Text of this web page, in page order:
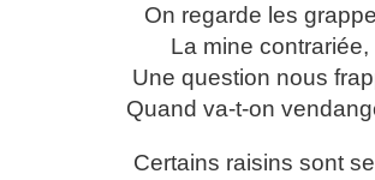
On regarde les
La mine contrariée,
Une question nous
Quand va-t-on
Certains raisins sont